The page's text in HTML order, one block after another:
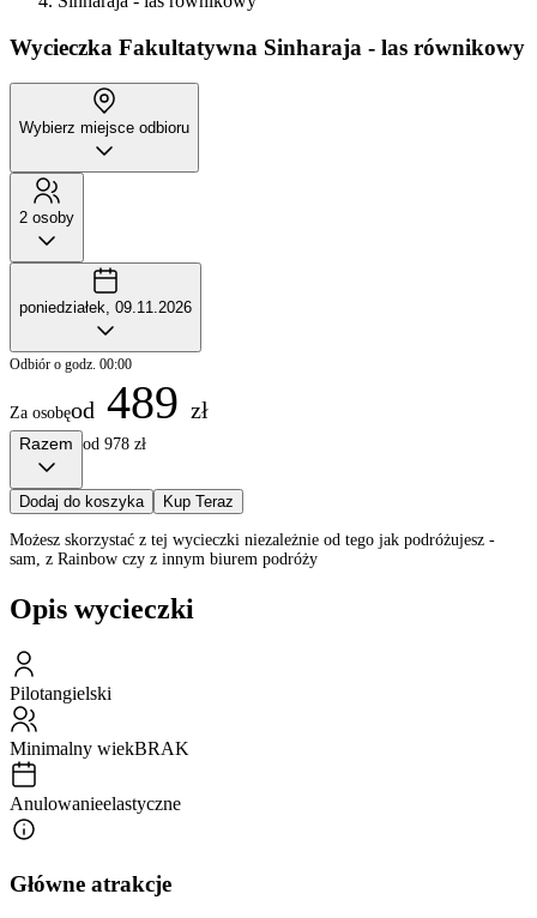
Wycieczka Fakultatywna Sinharaja - las równikowy
Wybierz miejsce odbioru
2 osoby
poniedziałek, 09.11.2026
Odbiór o godz. 00:00
Za osobęod 489 zł
Razem od 978 zł
Dodaj do koszyka Kup Teraz
Możesz skorzystać z tej wycieczki niezależnie od tego jak podróżujesz -
sam, z Rainbow czy z innym biurem podróży
Opis wycieczki
Pilotangielski
Minimalny wiekBRAK
Anulowanieelastyczne
Główne atrakcje